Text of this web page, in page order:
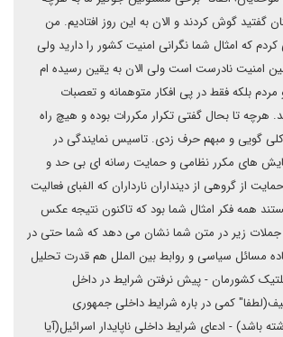
گفتید گوش کردند و الان به این روز افتادیم. من
که امثال شما نگرانی امنیت کشور را دارید ولی
امنیت نادرست است ولی الان به یقین رسیده ام
بلکه فقط در پی افکار متوهمانه و تعصبات
هرچه تا بحال گفتی تکرار مکررات بوده و هیچ راه
گویی و مبهم حرف زدی. تاسیس نمایندگی در
های مکرر نظامی و حمایت رسانه ای بی حد و
از گروهی از دینداران نارداران که الفبای فعالیت
همه فکر امثال شما بود که تاکنون نتیجه عکس
زیر در متن شما نشان می دهد که شما حتی در
مسائل سیاسی و روابط بین الملل هم قدرت تحلیل
کشورمان - پیش نرفتن شرایط در داخل
کمی در باره شرایط داخلی جمهوری
باشد) - ادعای شرایط داخلی ناپایدار اسرائیل(آیا